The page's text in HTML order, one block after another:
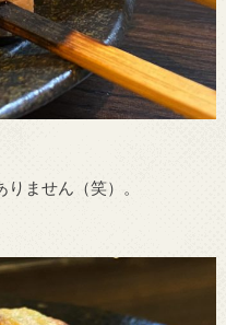
ません（笑）。